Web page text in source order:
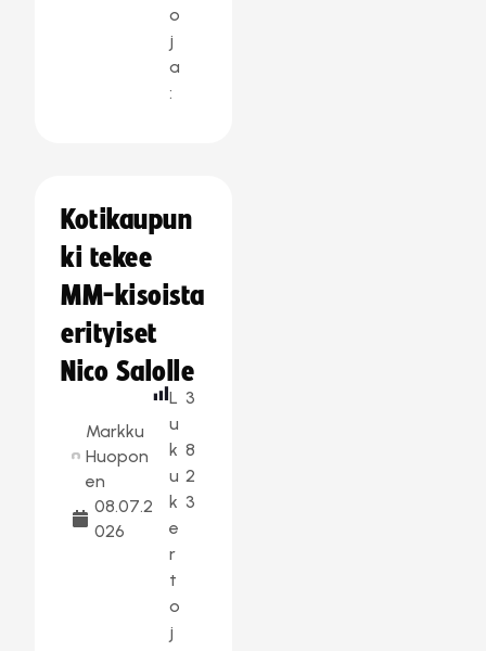
o
j
a
:
Kotikaupun
ki tekee
MM-kisoista
erityiset
Nico Salolle
Markku
Huopon
en
08.07.2
026
L
u
k
u
k
e
r
t
o
j
3
8
2
3